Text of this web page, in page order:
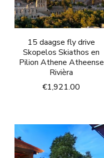
15 daagse fly drive
Skopelos Skiathos en
Pilion Athene Atheense
Rivièra
€1,921.00